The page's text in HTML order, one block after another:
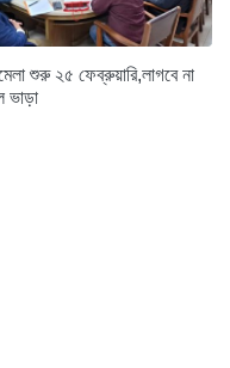
শুরু ২৫ ফেব্রুয়ারি,লাগবে না
ভাড়া